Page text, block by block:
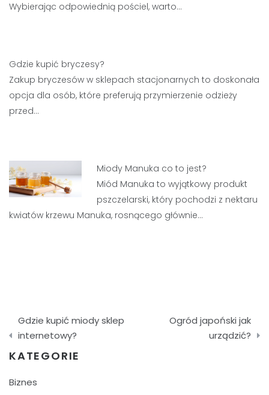
Wybierając odpowiednią pościel, warto…
Gdzie kupić bryczesy?
Zakup bryczesów w sklepach stacjonarnych to doskonała
opcja dla osób, które preferują przymierzenie odzieży
przed…
Miody Manuka co to jest?
Miód Manuka to wyjątkowy produkt
pszczelarski, który pochodzi z nektaru
kwiatów krzewu Manuka, rosnącego głównie…
Nawigacja
wpisu
Gdzie kupić miody sklep
internetowy?
Ogród japoński jak
urządzić?
KATEGORIE
Biznes